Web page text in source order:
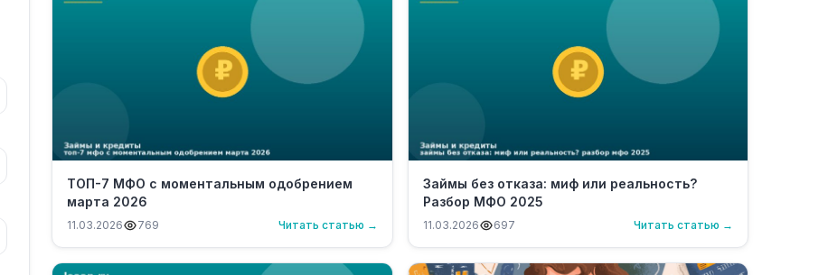
ТОП-7 МФО с моментальным одобрением
марта 2026
11.03.2026 769 Читать статью →
Займы без отказа: миф или реальность?
Разбор МФО 2025
11.03.2026 697 Читать статью →